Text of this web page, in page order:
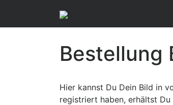
Bestellung
Hier kannst Du Dein Bild in
registriert haben, erhältst